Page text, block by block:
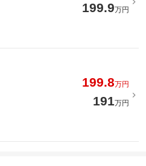
199.9万円
199.8万円
191万円